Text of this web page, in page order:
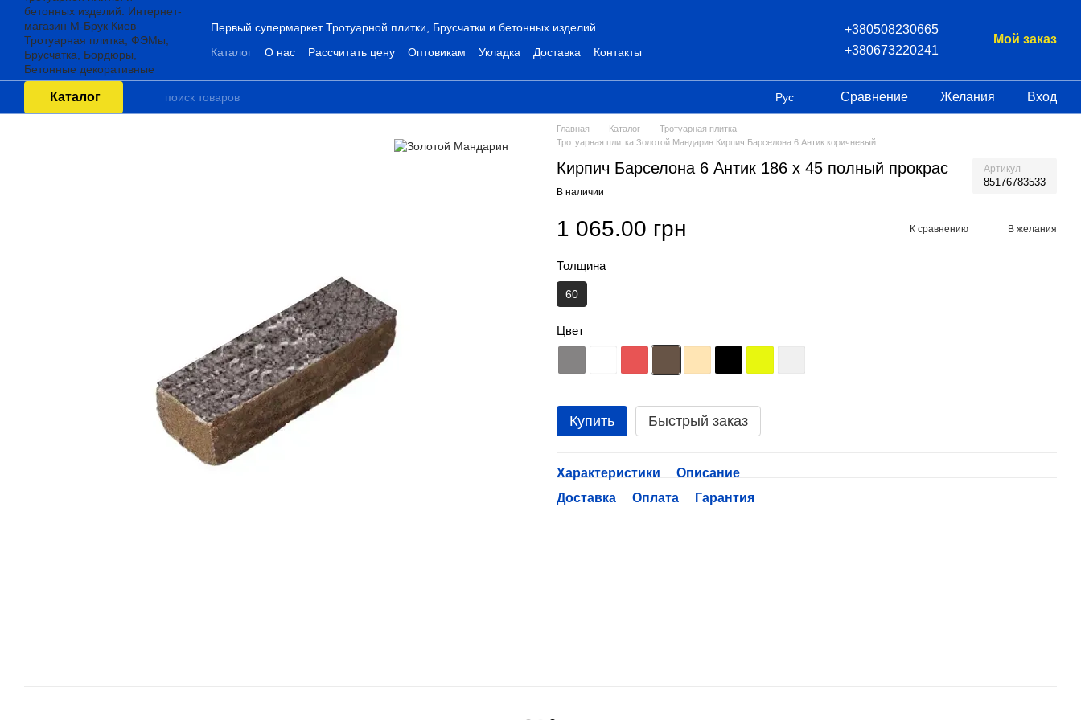
Перейти к основному контенту
Первый супермаркет Тротуарной плитки, Брусчатки и бетонных изделий
Каталог
О нас Рассчитать цену Оптовикам Укладка Доставка Контакты
+380508230665
+380673220241
Мой заказ
Каталог Рус Сравнение Желания Вход
Главная Каталог
Тротуарная плитка
Тротуарная плитка Золотой Мандарин Кирпич Барселона 6 Антик коричневый
Кирпич Барселона 6 Антик 186 х 45 полный прокрас Артикул
85176783533
В наличии
1 065.00 грн К сравнению В желания
Толщина
60
Цвет
Купить Быстрый заказ
Характеристики
Описание
Доставка
Оплата Гарантия